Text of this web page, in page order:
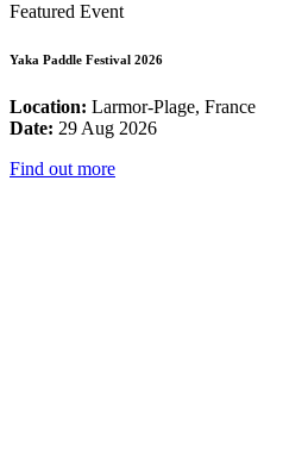
Featured Event
Yaka Paddle Festival 2026
Location: Larmor-Plage, France
Date: 29 Aug 2026
Find out more